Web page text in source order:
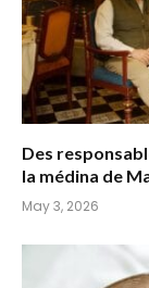
Des
la médina de
May 3, 2026